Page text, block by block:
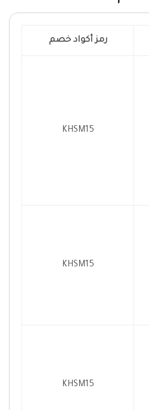
رمز أكواد خصم
KHSM15
KHSM15
KHSM15